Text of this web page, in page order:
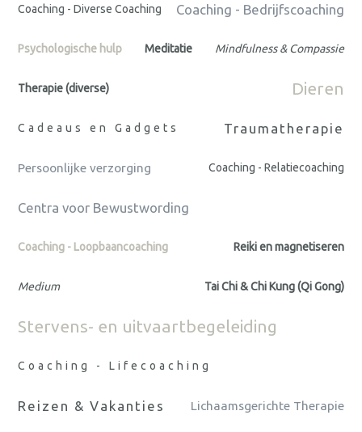
Coaching - Diverse Coaching Coaching - Bedrijfscoaching
Psychologische hulp Meditatie Mindfulness & Compassie
Therapie (diverse) Dieren
Cadeaus en Gadgets Traumatherapie
Persoonlijke verzorging Coaching - Relatiecoaching
Centra voor Bewustwording
Coaching - Loopbaancoaching Reiki en magnetiseren
Medium Tai Chi & Chi Kung (Qi Gong)
Stervens- en uitvaartbegeleiding
Coaching - Lifecoaching
Reizen & Vakanties Lichaamsgerichte Therapie